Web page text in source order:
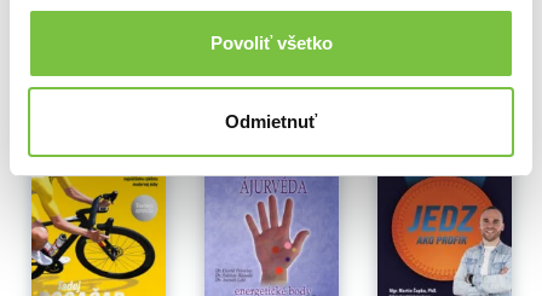
Povoliť všetko
Odmietnuť
Ďalšie z kategórie Knihy o individuálnych
športoch
Viac z tejto kategórie